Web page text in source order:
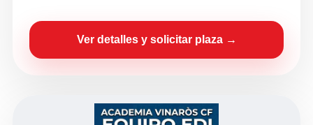
Ver detalles y solicitar plaza →